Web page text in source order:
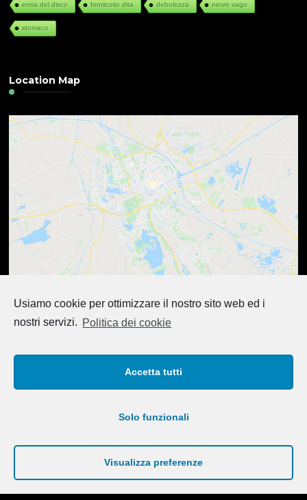
Usiamo cookie per ottimizzare il nostro sito web ed i
nostri servizi. Politica dei cookie
Accetta tutti
Solo funzionali
Visualizza preferenze
ernia del disco formicolio dita debolezza nervo vago
stomaco
Location Map
Per abilitare i cookie di Google Maps, fai clic su Accetto
diritti riservati.Blossom Health Coach | Sviluppato da
. Powered byWordPress
Cookie Policy.